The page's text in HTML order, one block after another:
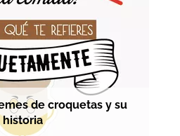
de croquetas y su
historia